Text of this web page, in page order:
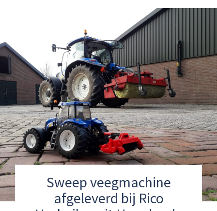
Sweep veegmachine
afgeleverd bij Rico